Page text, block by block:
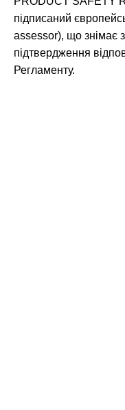
підписаний
assessor), що знімає
підтвердження
Регламенту.